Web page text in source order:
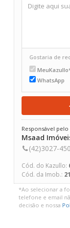
Gostaria de
WhatsApp
Responsável
Msaad
(42)3027-
Cód. do Kazullo:
Cód. da Imob.:
*Ao selecionar a
telefone e email
decisão e nossa